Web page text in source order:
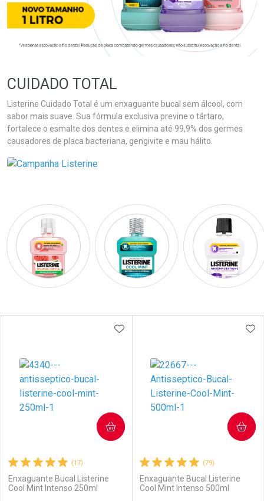
CUIDADO TOTAL
Listerine Cuidado Total é um enxaguante bucal sem álcool, com
sabor mais suave. Sua fórmula exclusiva previne o tártaro,
fortalece o esmalte dos dentes e elimina até 99,9% dos germes
causadores de placa bacteriana, gengivite e mau hálito.
(17)
Enxaguante Bucal Listerine
Cool Mint Intenso 250ml
ADICIONAR AOS FAVORITOS
COMPRAR
(79)
Enxaguante Bucal Listerine
Cool Mint Intenso 500ml
COMPRAR